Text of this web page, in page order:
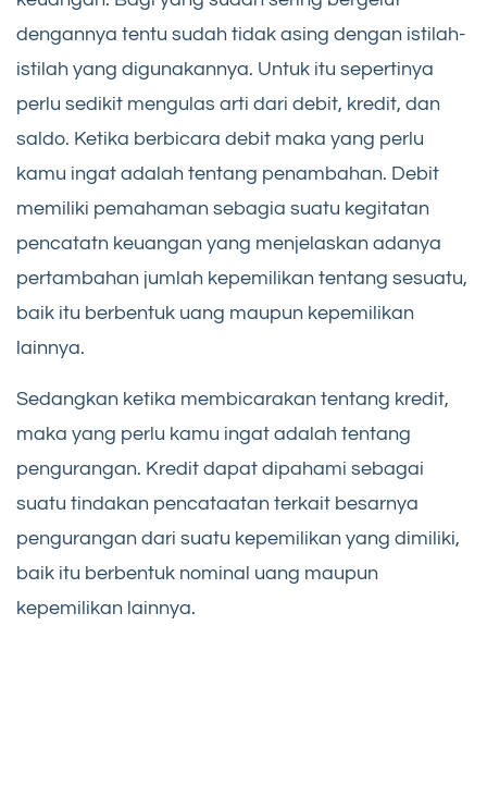
dengannya tentu sudah tidak asing dengan istilah-
istilah yang digunakannya. Untuk itu sepertinya
perlu sedikit mengulas arti dari debit, kredit, dan
saldo. Ketika berbicara debit maka yang perlu
kamu ingat adalah tentang penambahan. Debit
memiliki pemahaman sebagia suatu kegitatan
pencatatn keuangan yang menjelaskan adanya
pertambahan jumlah kepemilikan tentang sesuatu,
baik itu berbentuk uang maupun kepemilikan
lainnya.
Sedangkan ketika membicarakan tentang kredit,
maka yang perlu kamu ingat adalah tentang
pengurangan. Kredit dapat dipahami sebagai
suatu tindakan pencataatan terkait besarnya
pengurangan dari suatu kepemilikan yang dimiliki,
baik itu berbentuk nominal uang maupun
kepemilikan lainnya.